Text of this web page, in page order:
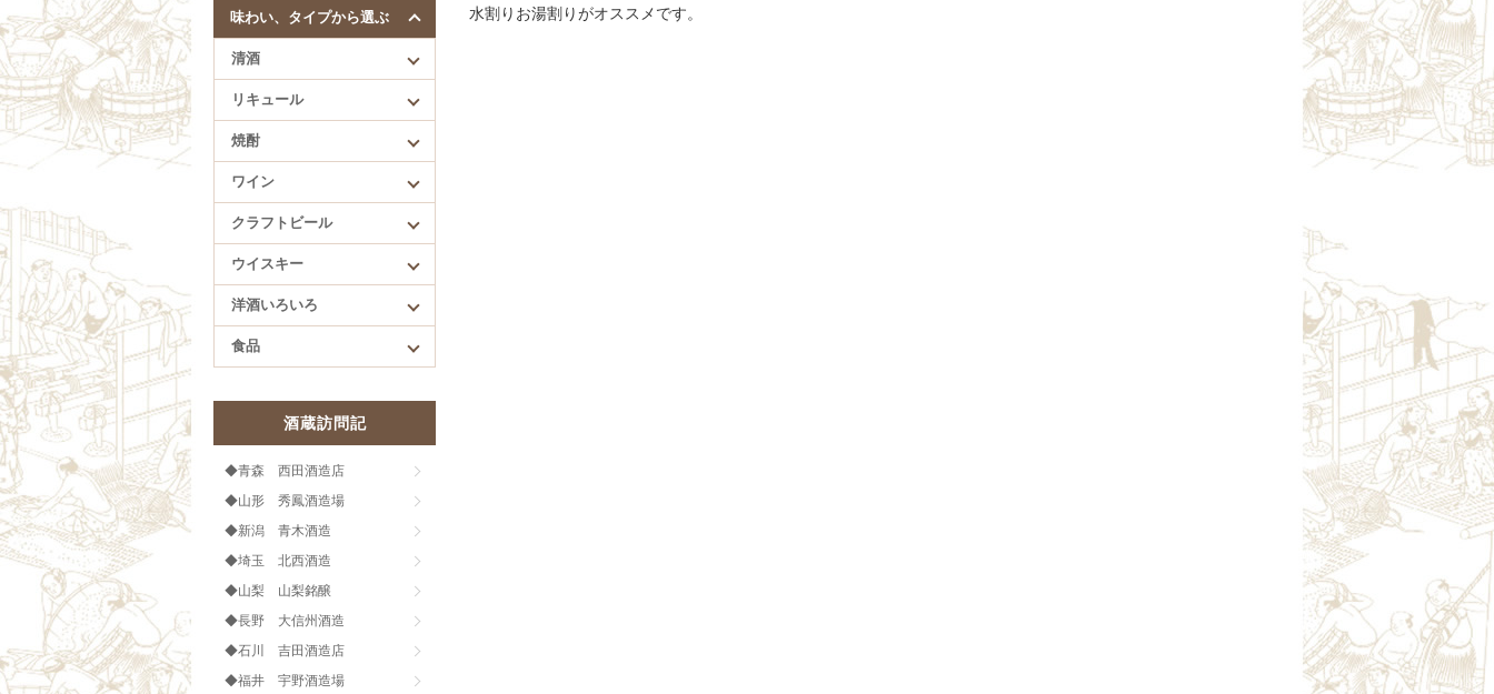
酔鯨（高知）
繁桝（福岡）
肥前蔵心（佐賀）
水割りお湯割りがオススメです。
味わい、タイプから選ぶ
清酒
リキュール
焼酎
ワイン
クラフトビール
ウイスキー
洋酒いろいろ
食品
酒蔵訪問記
◆青森 西田酒造店
◆山形 秀鳳酒造場
◆新潟 青木酒造
◆埼玉 北西酒造
◆山梨 山梨銘醸
◆長野 大信州酒造
◆石川 吉田酒造店
◆福井 宇野酒造場